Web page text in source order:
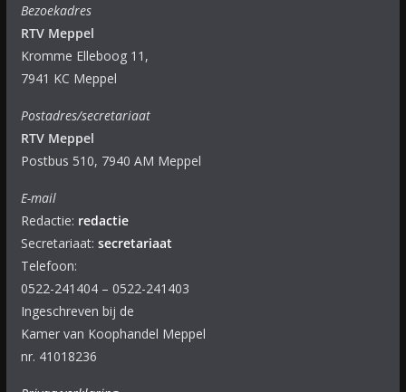
Bezoekadres
RTV Meppel
Kromme Elleboog 11,
7941 KC Meppel
Postadres/secretariaat
RTV Meppel
Postbus 510, 7940 AM Meppel
E-mail
Redactie: redactie
Secretariaat: secretariaat
Telefoon:
0522-241404 – 0522-241403
Ingeschreven bij de
Kamer van Koophandel Meppel
nr. 41018236